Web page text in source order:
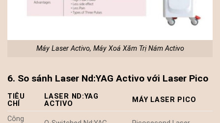
Máy Laser Activo, Máy Xoá Xăm Trị Nám Activo
6. So sánh Laser Nd:YAG Activo với Laser Pico
TIÊU
CHÍ
LASER ND:YAG
ACTIVO
MÁY LASER PICO
Công